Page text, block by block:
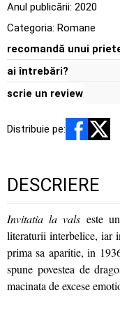
Anul publicării: 2020
Categoria: Romane
recomandă unui
ai întrebări?
scrie un review
Distribuie pe:
DESCRIERE
Invitatia la vals este
literaturii interbelice, iar
prima sa aparitie, in
spune povestea de
macinata de excese